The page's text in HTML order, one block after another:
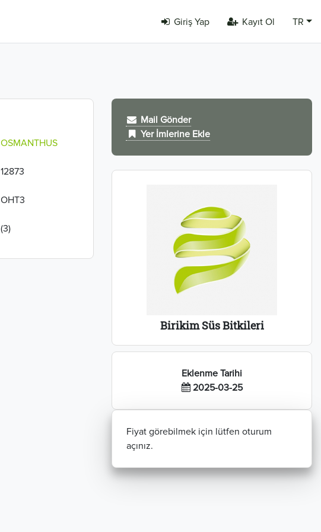
Giriş Yap Kayıt Ol TR
OSMANTHUS
12873
OHT3
(3)
Mail Gönder
Yer İmlerine Ekle
Birikim Süs Bitkileri
Eklenme Tarihi
2025-03-25
Fiyat görebilmek için lütfen oturum
açınız.